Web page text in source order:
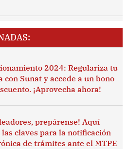
2024: Regulariza tu
con Sunat y accede a un bono
¡Aprovecha ahora!
prepárense! Aquí
las claves para la notificación
de trámites ante el MTPE